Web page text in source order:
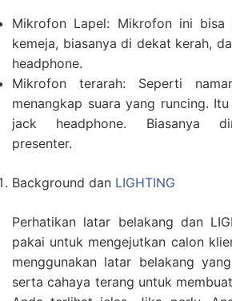
Mikrofon Lapel: Mikrofon ini bisa
kemeja, biasanya di dekat kerah,
headphone.
Mikrofon terarah: Seperti
menangkap suara yang runcing.
jack headphone. Biasanya
presenter.
Background dan LIGHTING
Perhatikan latar belakang dan
pakai untuk mengejutkan calon
menggunakan latar belakang
serta cahaya terang untuk